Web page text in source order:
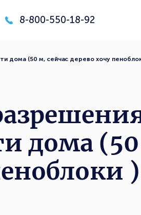
8-800-550-18-92
дома (50 м, сейчас дерево хочу
дома
)